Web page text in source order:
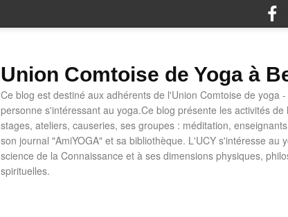
Union Comtoise de Yoga à
Ce blog est destiné aux adhérents de l'Union Comtoise de yoga
personne s'intéressant au yoga.Ce blog présente les activités de
stages, ateliers, causeries, ses groupes : méditation,
son journal "AmiYOGA" et sa bibliothèque. L'UCY s'intéresse au
science de la Connaissance et à ses dimensions physiques,
spirituelles.